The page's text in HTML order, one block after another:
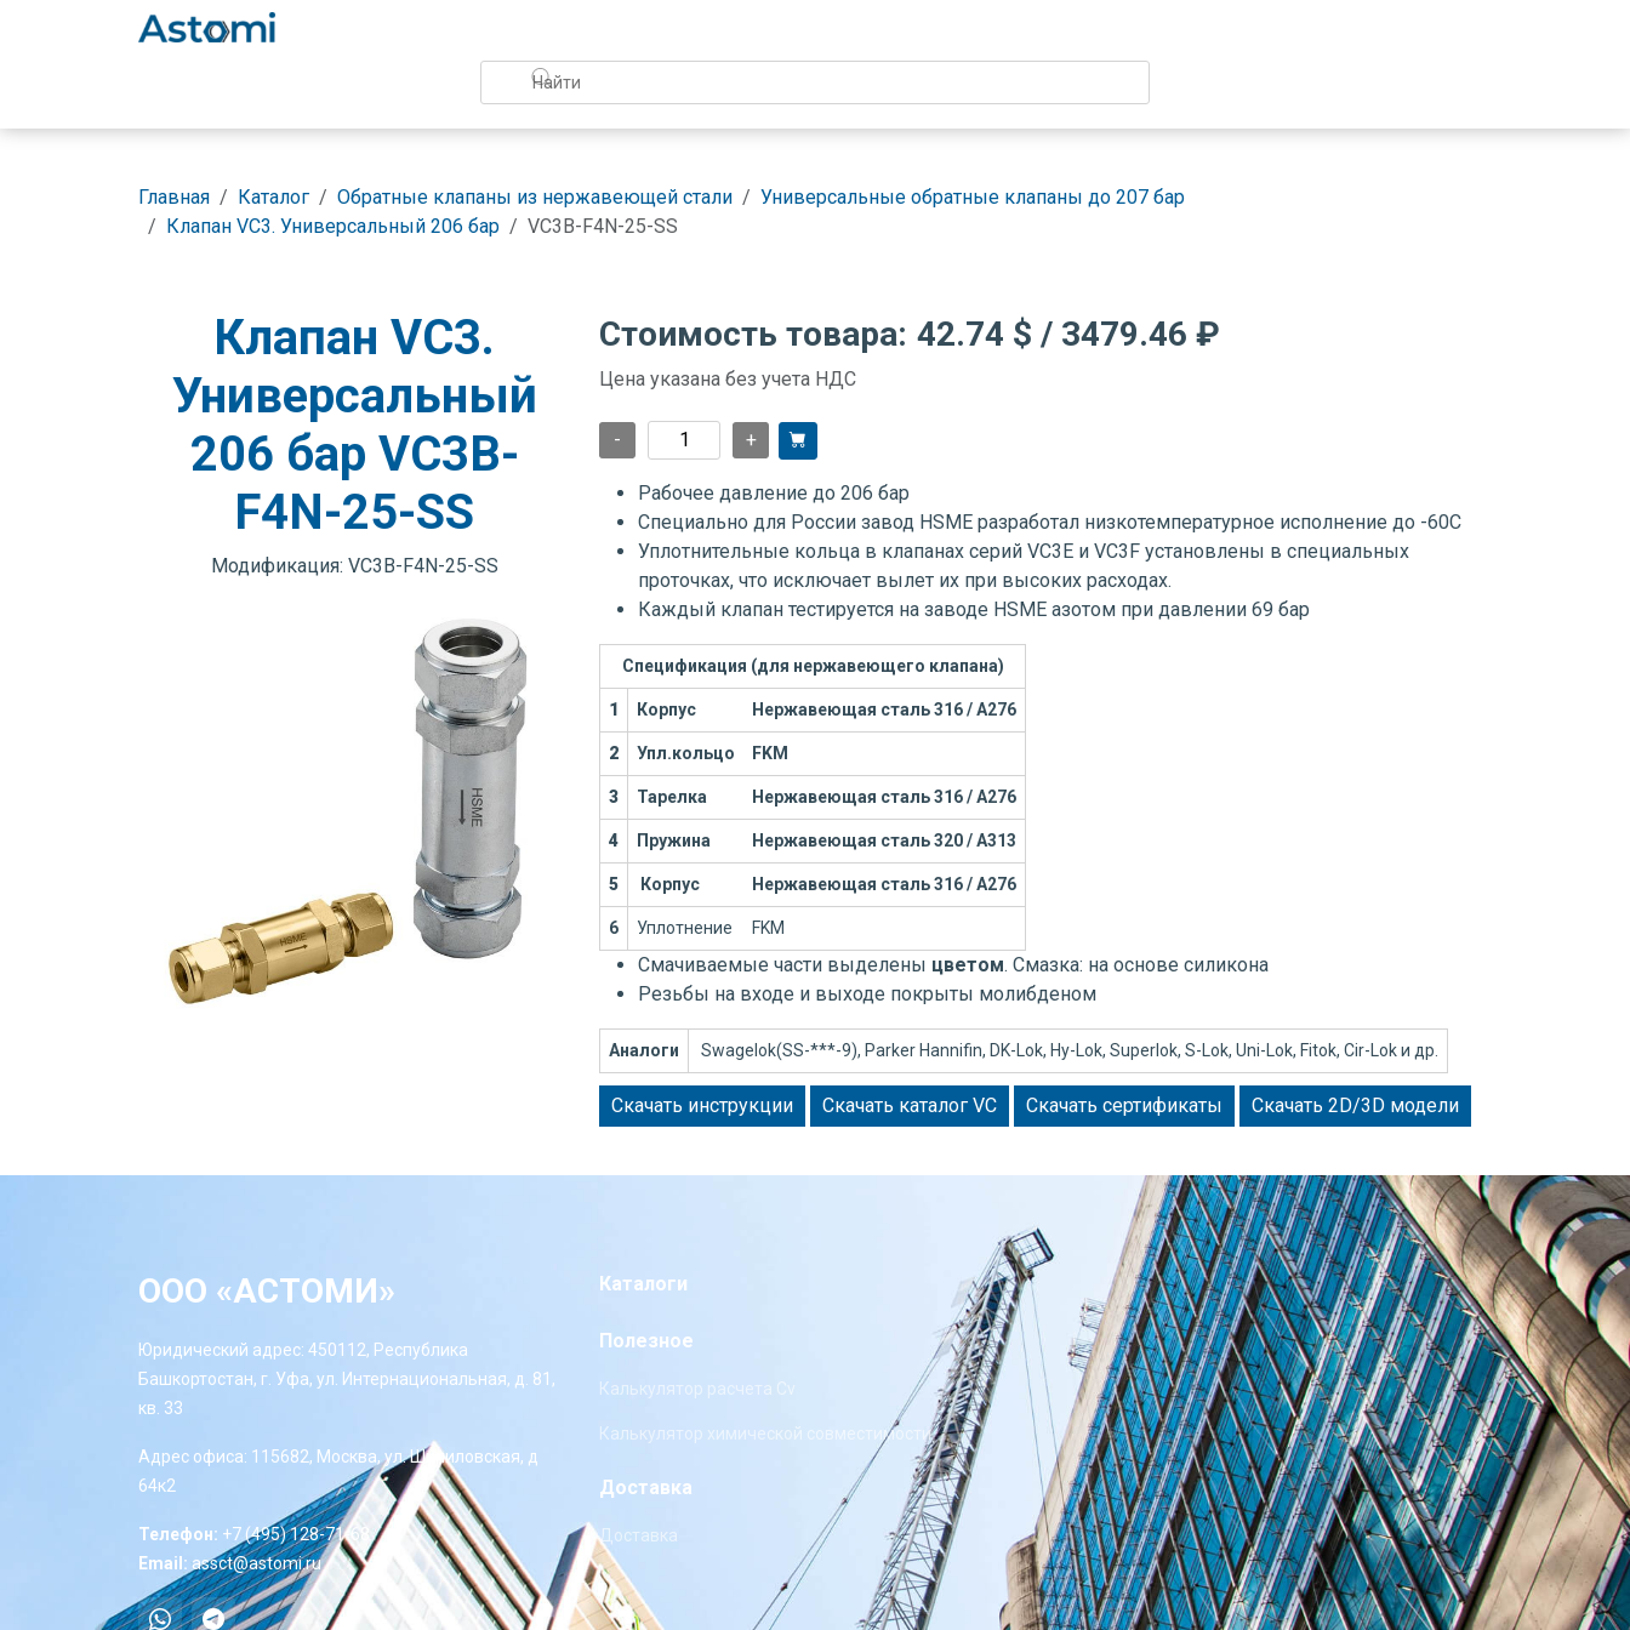
Главная Каталог Обратные клапаны из нержавеющей стали
Универсальные обратные клапаны до 207 бар
Клапан VC3. Универсальный 206 бар
VC3B-F4N-25-SS
Клапан VC3.
Универсальный
206 бар VC3B-
F4N-25-SS
Модификация: VC3B-F4N-25-SS
Стоимость товара: 42.74 $ / 3479.46 ₽
Цена указана без учета НДС
- +
Рабочее давление до 206 бар
Специально для России завод HSME разработал низкотемпературное исполнение до -60С
Уплотнительные кольца в клапанах серий VC3E и VC3F установлены в специальных
проточках, что исключает вылет их при высоких расходах.
Каждый клапан тестируется на заводе HSME азотом при давлении 69 бар
Спецификация (для нержавеющего клапана)
1 Корпус Нержавеющая сталь 316 / А276
2 Упл.кольцо FKM
3 Тарелка Нержавеющая сталь 316 / А276
4 Пружина Нержавеющая сталь 320 / А313
5 Корпус Нержавеющая сталь 316 / А276
6 Уплотнение FKM
Смачиваемые части выделены цветом. Смазка: на основе силикона
Резьбы на входе и выходе покрыты молибденом
Аналоги Swagelok(SS-***-9), Parker Hannifin, DK-Lok, Hy-Lok, Superlok, S-Lok, Uni-Lok, Fitok, Cir-Lok и др.
Скачать инструкции Скачать каталог VC Скачать сертификаты Скачать 2D/3D модели
ООО «АСТОМИ»
Юридический адрес: 450112, Республика
Башкортостан, г. Уфа, ул. Интернациональная, д. 81,
кв. 33
Адрес офиса: 115682, Москва, ул. Шипиловская, д
64к2
Телефон: +7 (495) 128-71-68
Email: assct@astomi.ru
Каталоги
Полезное
Калькулятор расчета Cv
Калькулятор химической совместимости
Доставка
Доставка